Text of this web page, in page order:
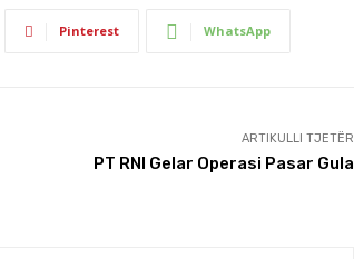
Pinterest WhatsApp
ARTIKULLI TJETËR
PT RNI Gelar Operasi Pasar Gula